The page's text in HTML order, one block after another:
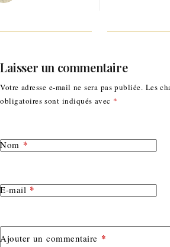
Laisser un commentaire
Votre adresse e-mail ne sera pas publiée. Les
obligatoires sont indiqués avec *
Nom *
E-mail *
Ajouter un commentaire *